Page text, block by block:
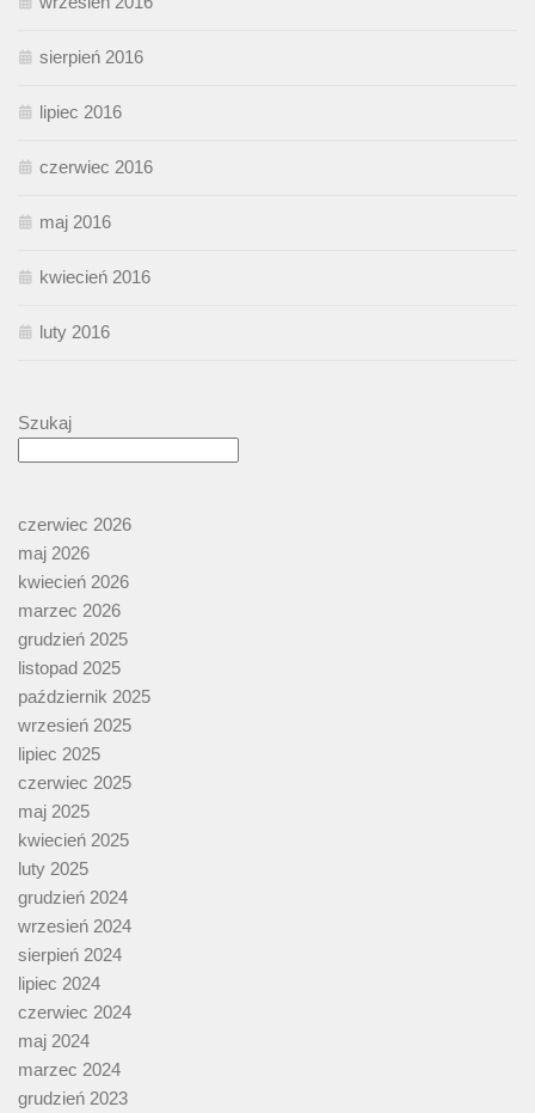
sierpień 2016
lipiec 2016
czerwiec 2016
maj 2016
kwiecień 2016
luty 2016
Szukaj
czerwiec 2026
maj 2026
kwiecień 2026
marzec 2026
grudzień 2025
listopad 2025
październik 2025
wrzesień 2025
lipiec 2025
czerwiec 2025
maj 2025
kwiecień 2025
luty 2025
grudzień 2024
wrzesień 2024
sierpień 2024
lipiec 2024
czerwiec 2024
maj 2024
marzec 2024
grudzień 2023